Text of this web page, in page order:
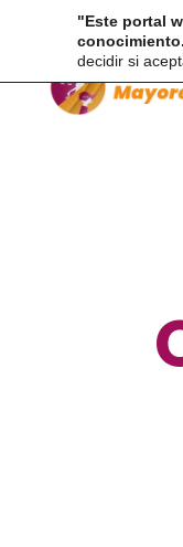
"Este portal
conocimiento.
decidir si